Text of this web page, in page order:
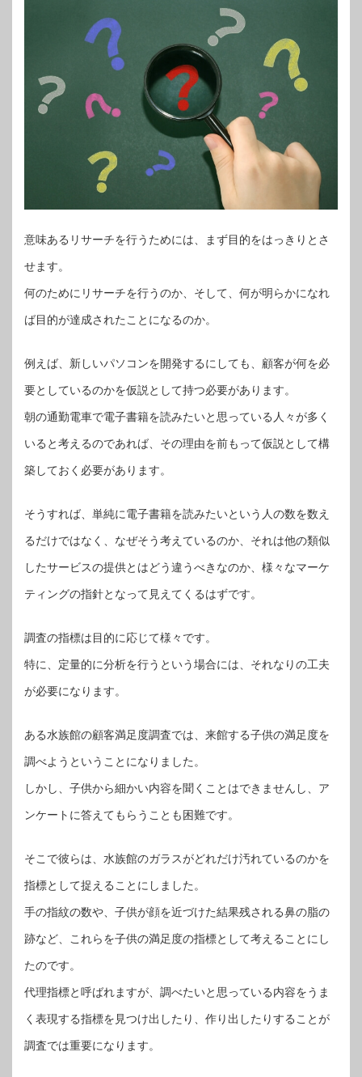
意味あるリサーチを行うためには、まず目的をはっきりとさ
せます。
何のためにリサーチを行うのか、そして、何が明らかになれ
ば目的が達成されたことになるのか。
例えば、新しいパソコンを開発するにしても、顧客が何を必
要としているのかを仮説として持つ必要があります。
朝の通勤電車で電子書籍を読みたいと思っている人々が多く
いると考えるのであれば、その理由を前もって仮説として構
築しておく必要があります。
そうすれば、単純に電子書籍を読みたいという人の数を数え
るだけではなく、なぜそう考えているのか、それは他の類似
したサービスの提供とはどう違うべきなのか、様々なマーケ
ティングの指針となって見えてくるはずです。
調査の指標は目的に応じて様々です。
特に、定量的に分析を行うという場合には、それなりの工夫
が必要になります。
ある水族館の顧客満足度調査では、来館する子供の満足度を
調べようということになりました。
しかし、子供から細かい内容を聞くことはできませんし、ア
ンケートに答えてもらうことも困難です。
そこで彼らは、水族館のガラスがどれだけ汚れているのかを
指標として捉えることにしました。
手の指紋の数や、子供が顔を近づけた結果残される鼻の脂の
跡など、これらを子供の満足度の指標として考えることにし
たのです。
代理指標と呼ばれますが、調べたいと思っている内容をうま
く表現する指標を見つけ出したり、作り出したりすることが
調査では重要になります。